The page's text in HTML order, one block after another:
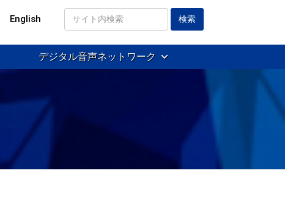
English
サ
イ
ト
デジタル音声ネットワーク